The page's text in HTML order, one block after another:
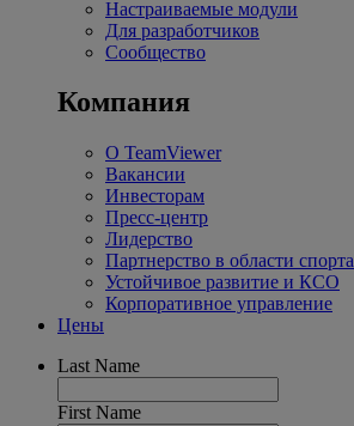
Настраиваемые модули
Для разработчиков
Сообщество
Компания
О TeamViewer
Вакансии
Инвесторам
Пресс-центр
Лидерство
Партнерство в области спорта
Устойчивое развитие и КСО
Корпоративное управление
Цены
Last Name
First Name